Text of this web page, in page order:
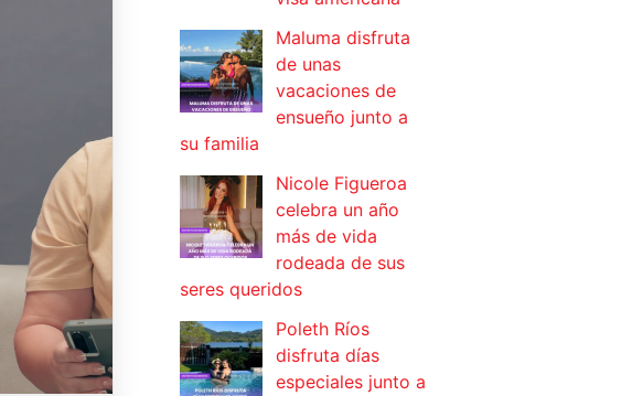
Maluma disfruta
de unas
vacaciones de
ensueño junto a
su familia
Nicole Figueroa
celebra un año
más de vida
rodeada de sus
seres queridos
Poleth Ríos
disfruta días
especiales junto a